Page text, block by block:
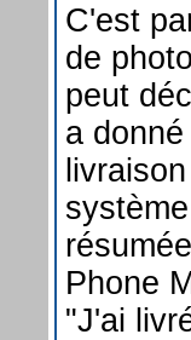
C'est
de
peut
a
Phone
"J'ai